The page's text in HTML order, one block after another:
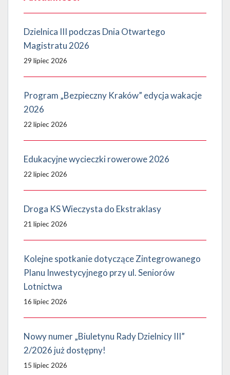
Dzielnica III podczas Dnia Otwartego
Magistratu 2026
29 lipiec 2026
Program „Bezpieczny Kraków” edycja wakacje
2026
22 lipiec 2026
Edukacyjne wycieczki rowerowe 2026
22 lipiec 2026
Droga KS Wieczysta do Ekstraklasy
21 lipiec 2026
Kolejne spotkanie dotyczące Zintegrowanego
Planu Inwestycyjnego przy ul. Seniorów
Lotnictwa
16 lipiec 2026
Nowy numer „Biuletynu Rady Dzielnicy III”
2/2026 już dostępny!
15 lipiec 2026